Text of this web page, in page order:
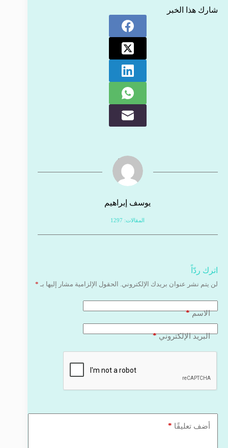
شارك هذا الخبر
يوسف إبراهيم
المقالات: 1297
اترك ردّاً
لن يتم نشر عنوان بريدك الإلكتروني. الحقول الإلزامية مشار إليها بـ *
الاسم*
البريد الإلكتروني*
أضف تعليقًا *